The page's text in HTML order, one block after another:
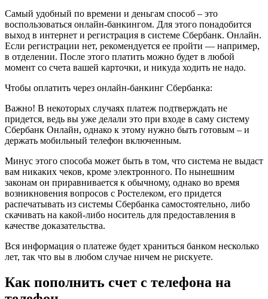
Самый удобный по времени и деньгам способ – это
воспользоваться онлайн-банкингом. Для этого понадобится
выход в интернет и регистрация в системе Сбербанк. Онлайн.
Если регистрации нет, рекомендуется ее пройти — например,
в отделении. После этого платить можно будет в любой
момент со счета вашей карточки, и никуда ходить не надо.
Чтобы оплатить через онлайн-банкинг Сбербанка:
Важно! В некоторых случаях платеж подтверждать не
придется, ведь вы уже делали это при входе в саму систему
Сбербанк Онлайн, однако к этому нужно быть готовым – и
держать мобильный телефон включенным.
Минус этого способа может быть в том, что система не выдаст
вам никаких чеков, кроме электронного. По нынешним
законам он приравнивается к обычному, однако во время
возникновения вопросов с Ростелеком, его придется
распечатывать из системы Сбербанка самостоятельно, либо
скачивать на какой-либо носитель для предоставления в
качестве доказательства.
Вся информация о платеже будет храниться банком несколько
лет, так что вы в любом случае ничем не рискуете.
Как пополнить счет с телефона на